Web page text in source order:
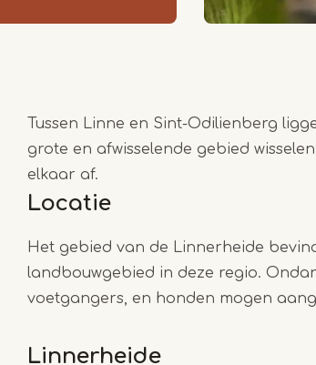
Tussen Linne en Sint-Odilienberg
grote en afwisselende gebied
elkaar af.
Locatie
Het gebied van de Linnerheide
landbouwgebied in deze regio.
voetgangers, en honden mogen
Linnerheide